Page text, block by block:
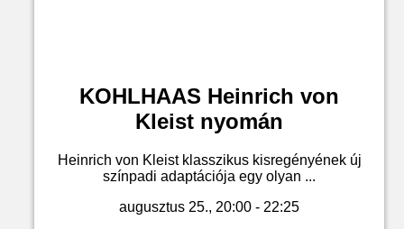
KOHLHAAS Heinrich von
Kleist nyomán
Heinrich von Kleist klasszikus kisregényének új
színpadi adaptációja egy olyan ...
augusztus 25., 20:00 - 22:25